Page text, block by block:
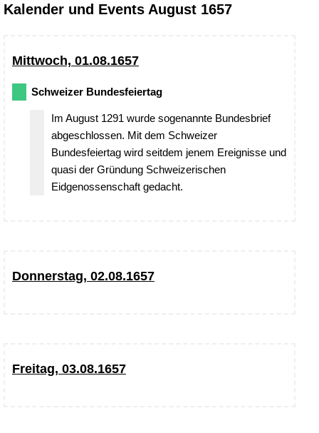
Kalender und Events August 1657
Mittwoch, 01.08.1657
Schweizer Bundesfeiertag
Im August 1291 wurde sogenannte Bundesbrief
abgeschlossen. Mit dem Schweizer
Bundesfeiertag wird seitdem jenem Ereignisse und
quasi der Gründung Schweizerischen
Eidgenossenschaft gedacht.
Donnerstag, 02.08.1657
Freitag, 03.08.1657